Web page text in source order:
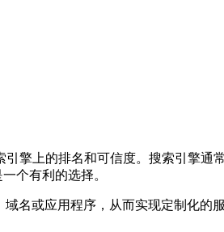
擎上的排名和可信度。搜索引擎通
个有利的选择。
或应用程序，从而实现定制化的服